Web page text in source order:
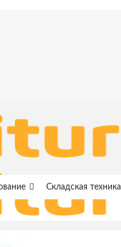
Складская техника